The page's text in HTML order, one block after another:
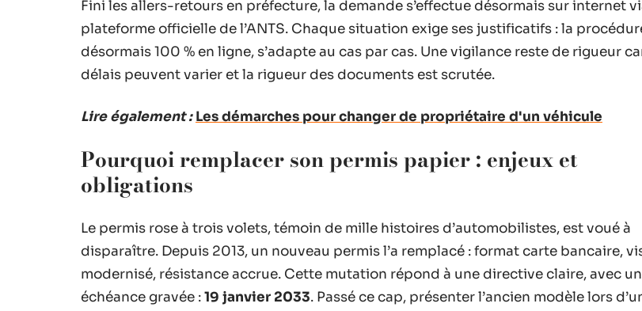
Fini les allers-retours en préfecture, la demande s’effectue désormais sur internet
plateforme officielle de l’ANTS. Chaque situation exige ses justificatifs : la
désormais 100 % en ligne, s’adapte au cas par cas. Une vigilance reste de rigueur
délais peuvent varier et la rigueur des documents est scrutée.
Lire également : Les démarches pour changer de propriétaire d'un véhicule
Pourquoi remplacer son permis papier : enjeux et
obligations
Le permis rose à trois volets, témoin de mille histoires d’automobilistes, est voué à
disparaître. Depuis 2013, un nouveau permis l’a remplacé : format carte bancaire,
modernisé, résistance accrue. Cette mutation répond à une directive claire, avec
échéance gravée :19 janvier 2033. Passé ce cap, présenter l’ancien modèle lors